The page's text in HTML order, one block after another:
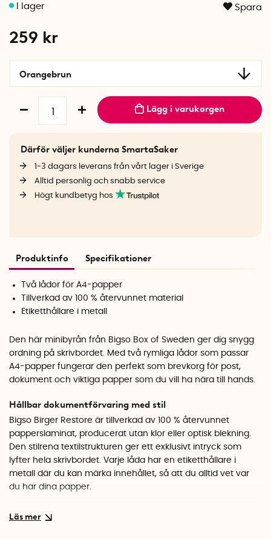
Spara
259 kr
Orangebrun
Lägg i varukorgen
Därför väljer kunderna SmartaSaker
1-3 dagars leverans från vårt lager i Sverige
Alltid personlig och snabb service
Högt kundbetyg hos
Produktinfo Specifikationer
Två lådor för A4-papper
Tillverkad av 100 % återvunnet material
Etiketthållare i metall
Den här minibyrån från Bigso Box of Sweden ger dig snygg
ordning på skrivbordet. Med två rymliga lådor som passar
A4-papper fungerar den perfekt som brevkorg för post,
dokument och viktiga papper som du vill ha nära till hands.
Hållbar dokumentförvaring med stil
Bigso Birger Restore är tillverkad av 100 % återvunnet
papperslaminat, producerat utan klor eller optisk blekning.
Den stilrena textilstrukturen ger ett exklusivt intryck som
lyfter hela skrivbordet. Varje låda har en etiketthållare i
metall där du kan märka innehållet, så att du alltid vet var
du har dina papper.
Kompakt och praktisk brevkorg